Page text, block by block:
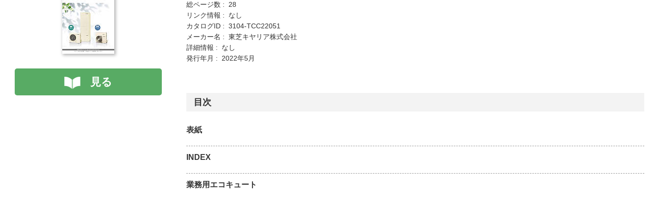
見る
総ページ数 : 28
リンク情報 : なし
カタログID : 3104-TCC22051
メーカー名 : 東芝キヤリア株式会社
詳細情報 : なし
発行年月 : 2022年5月
目次
表紙
INDEX
業務用エコキュート